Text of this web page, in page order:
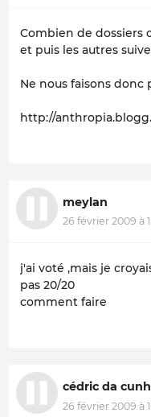
Combien de dossiers
et puis les autres
Ne nous faisons donc
http://
meylan
26 février 2009 à
j'ai voté ,mais je
pas 20/20
comment faire
cédric da
26 février 2009 à